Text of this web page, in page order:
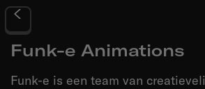
Funk-e Animations
Funk-e is een team van